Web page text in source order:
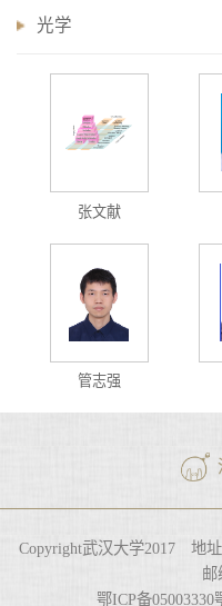
光学
张文献
管志强
Copyright武汉大学2017 地
邮
鄂ICP备05003330